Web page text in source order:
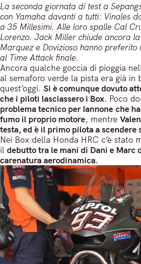
La seconda giornata di test a
con Yamaha davanti a tutti: Vinales
a 35 Millesimi. Alle loro spalle Cal
Lorenzo. Jack Miller chiude ancora
Marquez e Dovizioso hanno
al Time Attack finale.
Ancora qualche goccia di pioggia
al semaforo verde la pista era già in
quest’oggi. Si è comunque dovuto
che i piloti lasciassero i Box. Poco
problema tecnico per Iannone che
fumo il proprio motore, mentre
testa, ed è il primo pilota a scendere
Nei Box della Honda HRC c’è stato
il debutto tra le mani di Dani e Marc
carenatura aerodinamica.